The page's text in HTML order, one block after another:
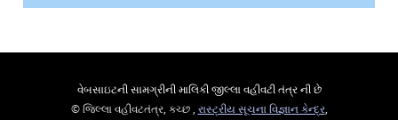
વેબસાઇટની સામગ્રીની માલિકી જીલ્લા વહીવટી તંત્ર ની છે
© જિલ્લા વહીવટતંત્ર, કચ્છ , રાસ્ટ્રીય સૂચના વિજ્ઞાન કેન્દ્ર,